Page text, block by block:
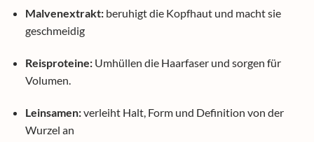
Malvenextrakt: beruhigt die Kopfhaut und macht sie
geschmeidig
Reisproteine:Umhüllen die Haarfaser und sorgen für
Volumen.
Leinsamen:verleiht Halt, Form und Definition von der
Wurzel an